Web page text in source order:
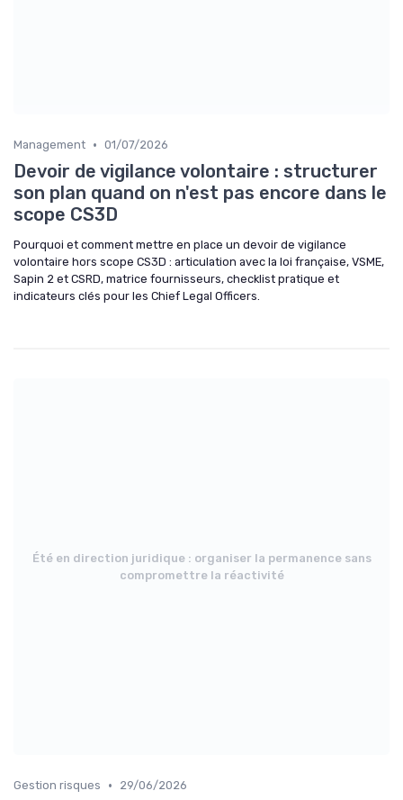
Management • 01/07/2026
Devoir de vigilance volontaire : structurer
son plan quand on n'est pas encore dans le
scope CS3D
Pourquoi et comment mettre en place un devoir de vigilance
volontaire hors scope CS3D : articulation avec la loi française, VSME,
Sapin 2 et CSRD, matrice fournisseurs, checklist pratique et
indicateurs clés pour les Chief Legal Officers.
Été en direction juridique : organiser la permanence sans
compromettre la réactivité
Gestion risques • 29/06/2026